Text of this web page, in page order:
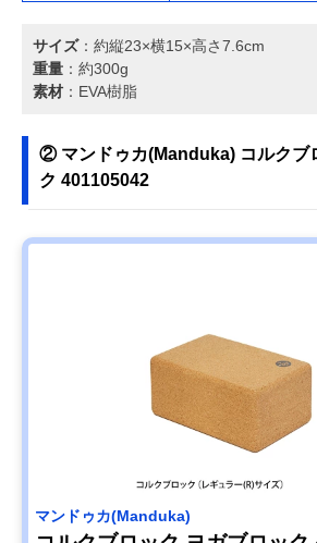
サイズ：約縦23×横15×高さ7.6cm
重量 ：約300g
素材 ：EVA樹脂
② マンドゥカ(Manduka) コルクブ
ク 401105042
マンドゥカ(Manduka)